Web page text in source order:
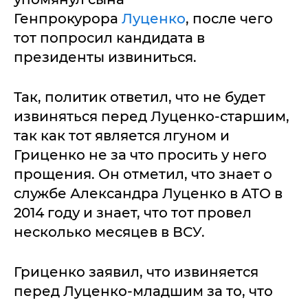
Генпрокурора Луценко, после чего
тот попросил кандидата в
президенты извиниться.
Так, политик ответил, что не будет
извиняться перед Луценко-старшим,
так как тот является лгуном и
Гриценко не за что просить у него
прощения. Он отметил, что знает о
службе Александра Луценко в АТО в
2014 году и знает, что тот провел
несколько месяцев в ВСУ.
Гриценко заявил, что извиняется
перед Луценко-младшим за то, что